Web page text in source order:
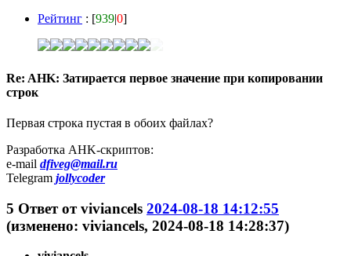
Рейтинг : [939|0]
Re: AHK: Затирается первое значение при копировании
строк
Первая строка пустая в обоих файлах?
Разработка AHK-скриптов:
e-mail dfiveg@mail.ru
Telegram jollycoder
5 Ответ отviviancels 2024-08-18 14:12:55
(изменено: viviancels, 2024-08-18 14:28:37)